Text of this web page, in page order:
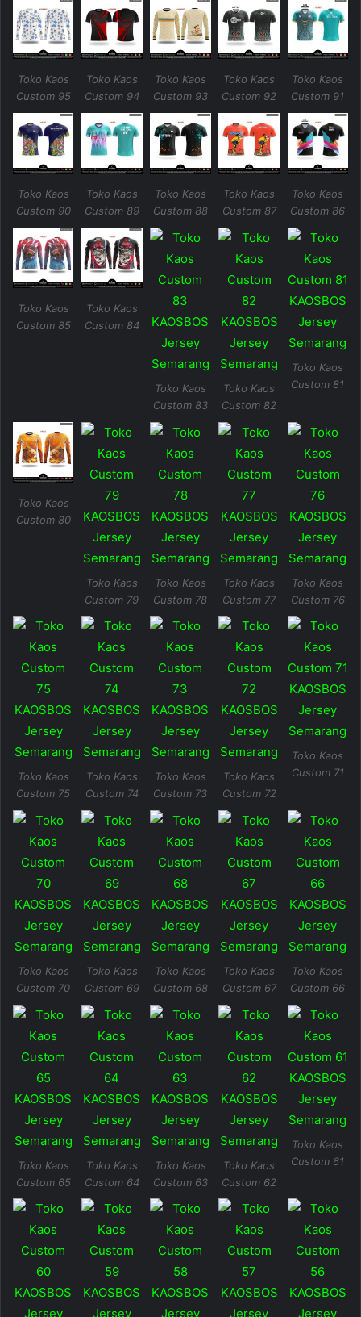
Toko Kaos
Custom 95
Toko Kaos
Custom 94
Toko Kaos
Custom 93
Toko Kaos
Custom 92
Toko Kaos
Custom 91
Toko Kaos
Custom 90
Toko Kaos
Custom 89
Toko Kaos
Custom 88
Toko Kaos
Custom 87
Toko Kaos
Custom 86
Toko Kaos
Custom 85
Toko Kaos
Custom 84
Toko Kaos
Custom 83
Toko Kaos
Custom 82
Toko Kaos
Custom 81
Toko Kaos
Custom 80
Toko Kaos
Custom 79
Toko Kaos
Custom 78
Toko Kaos
Custom 77
Toko Kaos
Custom 76
Toko Kaos
Custom 75
Toko Kaos
Custom 74
Toko Kaos
Custom 73
Toko Kaos
Custom 72
Toko Kaos
Custom 71
Toko Kaos
Custom 70
Toko Kaos
Custom 69
Toko Kaos
Custom 68
Toko Kaos
Custom 67
Toko Kaos
Custom 66
Toko Kaos
Custom 65
Toko Kaos
Custom 64
Toko Kaos
Custom 63
Toko Kaos
Custom 62
Toko Kaos
Custom 61